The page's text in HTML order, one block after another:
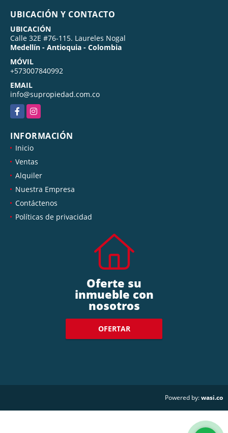
UBICACIÓN Y CONTACTO
UBICACIÓN
Calle 32E #76-115. Laureles Nogal
Medellín - Antioquia - Colombia
MÓVIL
+573007840992
EMAIL
info@supropiedad.com.co
FacebookInstagram
INFORMACIÓN
Inicio
Ventas
Alquiler
Nuestra Empresa
Contáctenos
Políticas de privacidad
Oferte su
inmueble con
nosotros
OFERTAR
Powered by:wasi.co